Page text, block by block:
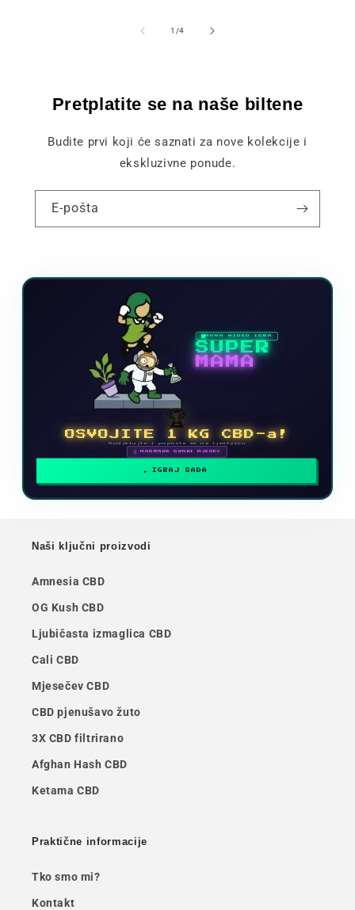
1 /od
4
Pretplatite se na naše biltene
Budite prvi koji će saznati za nove kolekcije i
ekskluzivne ponude.
E-pošta
NOVA VIDEO IGRA
SUPER
MAMA
🏆
OSVOJITE 1 KG CBD-a!
Sudjelujte i popnite se na ljestvicu
🗓 NAGRADE SVAKI MJESEC
IGRAJ SADA
Naši ključni proizvodi
Amnesia CBD
OG Kush CBD
Ljubičasta izmaglica CBD
Cali CBD
Mjesečev CBD
CBD pjenušavo žuto
3X CBD filtrirano
Afghan Hash CBD
Ketama CBD
Praktične informacije
Tko smo mi?
Kontakt